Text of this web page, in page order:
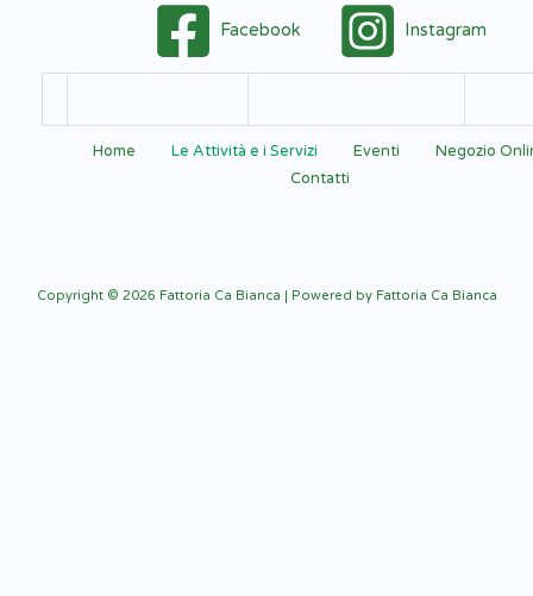
Facebook Instagram
Home Le Attività e i Servizi Eventi
Negozio
Contatti
Copyright © 2026 Fattoria Ca Bianca | Powered by Fattoria Ca Bianca